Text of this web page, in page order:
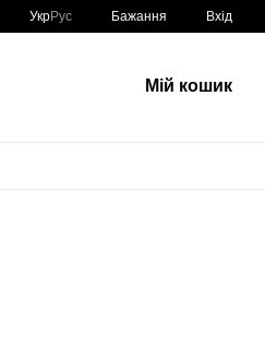
УкрРус Бажання Вхід
Мій кошик